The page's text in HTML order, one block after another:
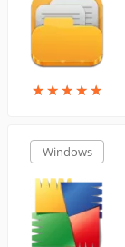
★★★★★
★★★★★
Windows